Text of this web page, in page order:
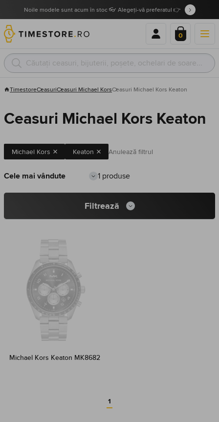
Noile modele sunt acum în stoc 👓 Alegeți-vă preferatul 👉
0
TimestoreCeasuriCeasuri Michael KorsCeasuri Michael Kors Keaton
Ceasuri Michael Kors Keaton
Michael Kors Keaton Anulează filtrul
1 produse
Filtrează
Michael Kors Keaton MK8682
1